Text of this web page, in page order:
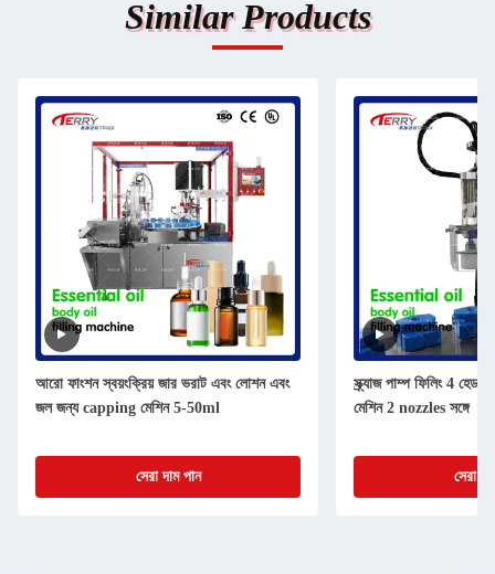
Similar Products
আরো ফাংশন স্বয়ংক্রিয় জার ভরাট এবং লোশন এবং
জল জন্য capping মেশিন 5-50ml
সেরা দাম পান
স্ক্র্যাজ পাম্প ফিলিং 4 হেড
মেশিন 2 nozzles সঙ্গে
সেরা